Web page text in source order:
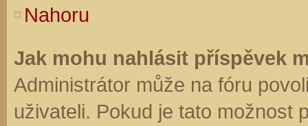
Nahoru
Jak mohu nahlásit příspěvek
Administrátor může na fóru
uživateli. Pokud je tato možnost